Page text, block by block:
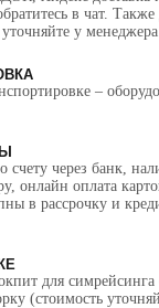
в чат.
у
–
счету через банк,
онлайн оплата
в рассрочку и
для
(стоимость